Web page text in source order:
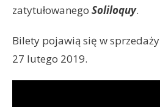
zatytułowanego Soliloquy.
Bilety pojawią się w
27 lutego 2019.